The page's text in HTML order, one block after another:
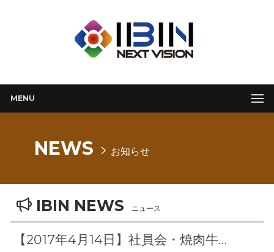
MENU
NEWS お知らせ
IBIN NEWS ニュース
【2017年4月14日】社員会・焼肉牛角【大阪・梅田】